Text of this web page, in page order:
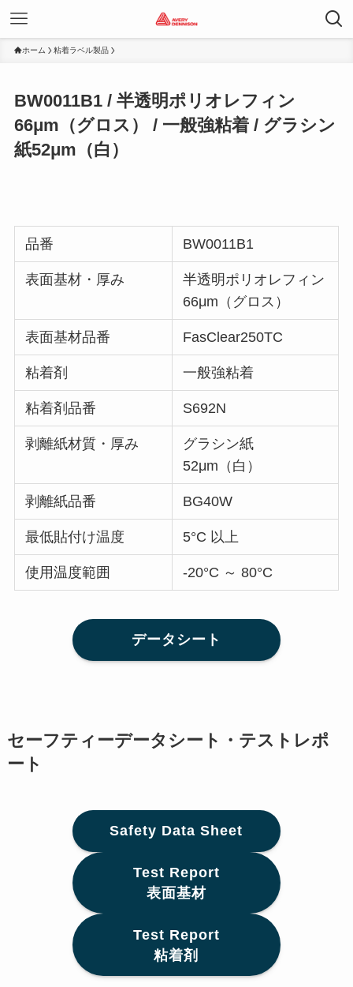
ホーム 粘着ラベル製品
BW0011B1 / 半透明ポリオレフィン
66μm（グロス） / 一般強粘着 / グラシン
紙52μm（白）
品番 BW0011B1
表面基材・厚み
半透明ポリオレフィン
66μm（グロス）
表面基材品番 FasClear250TC
粘着剤 一般強粘着
粘着剤品番 S692N
剥離紙材質・厚み
グラシン紙
52μm（白）
剥離紙品番 BG40W
最低貼付け温度 5°C 以上
使用温度範囲 -20°C ～ 80°C
データシート
セーフティーデータシート・テストレポ
ート
Safety Data Sheet
Test Report
表面基材
Test Report
粘着剤